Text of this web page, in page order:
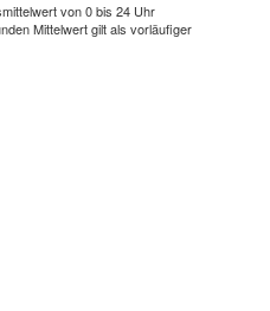
von 0 bis 24 Uhr
Mittelwert gilt als vorläufiger